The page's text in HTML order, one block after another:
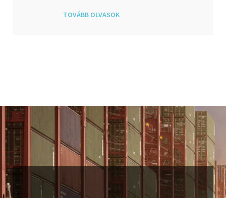
TOVÁBB OLVASOK